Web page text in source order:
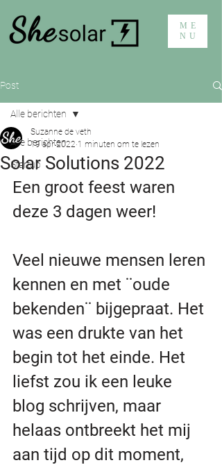
ME
NU
Post
Alle berichten
Startup
Alle berichten
Solar Solutions 2022
Suzanne de veth
19 apr 2022 1 minuten om te lezen
Een groot feest waren
deze 3 dagen weer!
Veel nieuwe mensen leren
kennen en met ¨oude
bekenden¨ bijgepraat. Het
was een drukte van het
begin tot het einde. Het
liefst zou ik een leuke
blog schrijven, maar
helaas ontbreekt het mij
aan tijd op dit moment,